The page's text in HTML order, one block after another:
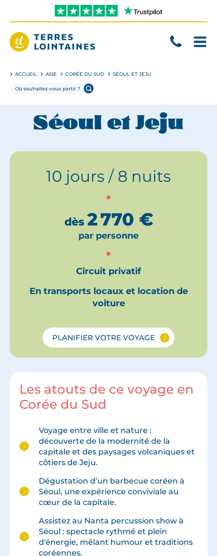
directement
contenu
ACCUEIL ASIE CORÉE DU SUD SÉOUL ET JEJU
Séoul et Jeju
10 jours / 8 nuits
dès 2 770 €
par personne
Circuit privatif
En transports locaux et location de
voiture
PLANIFIER VOTRE VOYAGE
Les atouts de ce voyage en
Corée du Sud
Voyage entre ville et nature :
découverte de la modernité de la
capitale et des paysages volcaniques et
côtiers de Jeju.
Dégustation d’un barbecue coréen à
Séoul, une expérience conviviale au
cœur de la capitale.
Assistez au Nanta percussion show à
Séoul : spectacle rythmé et plein
d'énergie, mêlant humour et traditions
coréennes.